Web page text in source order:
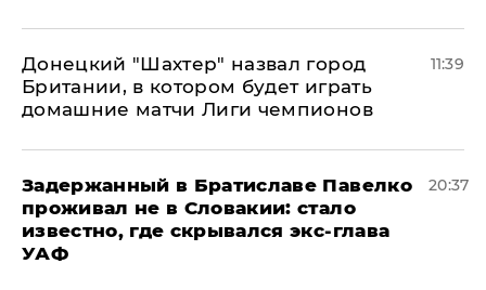
Донецкий "Шахтер" назвал город
Британии, в котором будет играть
домашние матчи Лиги чемпионов
11:39
Задержанный в Братиславе Павелко
проживал не в Словакии: стало
известно, где скрывался экс-глава
УАФ
20:37